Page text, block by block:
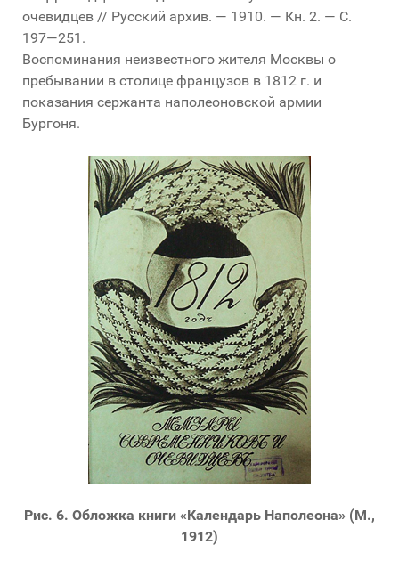
очевидцев // Русский архив. — 1910. — Кн. 2. — С.
197—251.
Воспоминания неизвестного жителя Москвы о
пребывании в столице французов в 1812 г. и
показания сержанта наполеоновской армии
Бургоня.
Рис. 6. Обложка книги «Календарь Наполеона» (М.,
1912)